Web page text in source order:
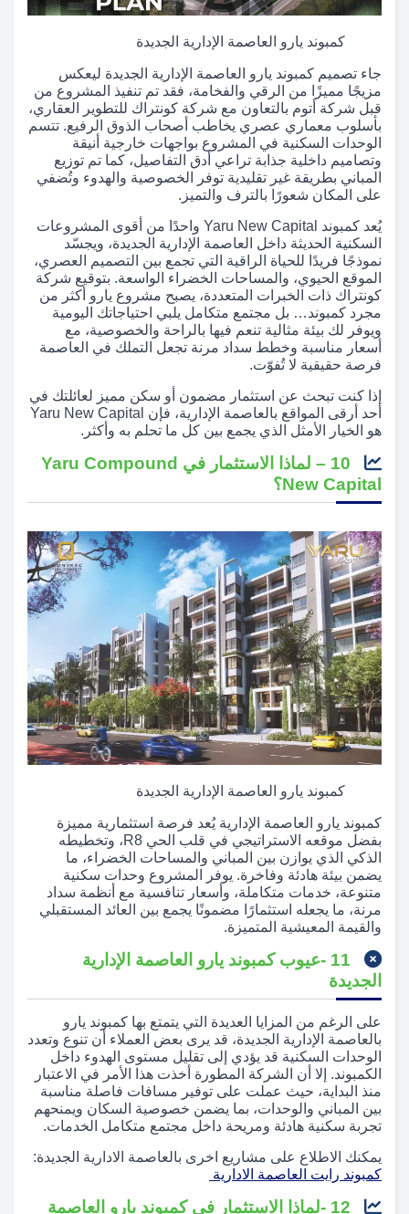
كمبوند يارو العاصمة الإدارية الجديدة
جاء تصميم كمبوند يارو العاصمة الإدارية الجديدة ليعكس
مزيجًا مميزًا من الرقي والفخامة، فقد تم تنفيذ المشروع من
قبل شركة أتوم بالتعاون مع شركة كونتراك للتطوير العقاري،
بأسلوب معماري عصري يخاطب أصحاب الذوق الرفيع. تتسم
الوحدات السكنية في المشروع بواجهات خارجية أنيقة
وتصاميم داخلية جذابة تراعي أدق التفاصيل، كما تم توزيع
المباني بطريقة غير تقليدية توفر الخصوصية والهدوء وتُضفي
على المكان شعورًا بالترف والتميز.
يُعد كمبوند Yaru New Capital واحدًا من أقوى المشروعات
السكنية الحديثة داخل العاصمة الإدارية الجديدة، ويجسّد
نموذجًا فريدًا للحياة الراقية التي تجمع بين التصميم العصري،
الموقع الحيوي، والمساحات الخضراء الواسعة. بتوقيع شركة
كونتراك ذات الخبرات المتعددة، يصبح مشروع يارو أكثر من
مجرد كمبوند… بل مجتمع متكامل يلبي احتياجاتك اليومية
ويوفر لك بيئة مثالية تنعم فيها بالراحة والخصوصية، مع
أسعار مناسبة وخطط سداد مرنة تجعل التملك في العاصمة
فرصة حقيقية لا تُفوّت.
إذا كنت تبحث عن استثمار مضمون أو سكن مميز لعائلتك في
أحد أرقى المواقع بالعاصمة الإدارية، فإن Yaru New Capital
هو الخيار الأمثل الذي يجمع بين كل ما تحلم به وأكثر.
10 – لماذا الاستثمار في Yaru Compound
New Capital؟
كمبوند يارو العاصمة الإدارية الجديدة
كمبوند يارو العاصمة الإدارية يُعد فرصة استثمارية مميزة
بفضل موقعه الاستراتيجي في قلب الحي R8، وتخطيطه
الذكي الذي يوازن بين المباني والمساحات الخضراء، ما
يضمن بيئة هادئة وفاخرة. يوفر المشروع وحدات سكنية
متنوعة، خدمات متكاملة، وأسعار تنافسية مع أنظمة سداد
مرنة، ما يجعله استثمارًا مضمونًا يجمع بين العائد المستقبلي
والقيمة المعيشية المتميزة.
11 -عيوب كمبوند يارو العاصمة الإدارية
الجديدة
على الرغم من المزايا العديدة التي يتمتع بها كمبوند يارو
بالعاصمة الإدارية الجديدة، قد يرى بعض العملاء أن تنوع وتعدد
الوحدات السكنية قد يؤدي إلى تقليل مستوى الهدوء داخل
الكمبوند. إلا أن الشركة المطورة أخذت هذا الأمر في الاعتبار
منذ البداية، حيث عملت على توفير مسافات فاصلة مناسبة
بين المباني والوحدات، بما يضمن خصوصية السكان ويمنحهم
تجربة سكنية هادئة ومريحة داخل مجتمع متكامل الخدمات.
يمكنك الاطلاع على مشاريع اخرى بالعاصمة الادارية الجديدة:
كمبوند رايت العاصمة الادارية
12 -لماذا الاستثمار في كمبوند يارو العاصمة